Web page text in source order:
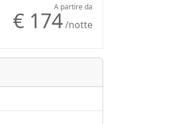
legno naturale
Doccia
Vista giardino
A partire da
€ 174/notte